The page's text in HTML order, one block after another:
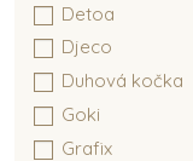
Detoa
Djeco
Duhová kočka
Goki
Grafix